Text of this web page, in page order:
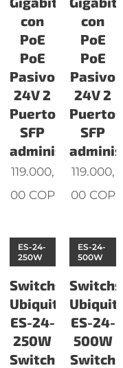
con
PoE
PoE
Pasivo
24V 2
Puertos
SFP
administrab
119.000,
00COP
con
PoE
PoE
Pasivo
24V 2
Puertos
SFP
119.000,
00COP
Switchs
Ubiquiti
ES-24-
250W
Switch
ES-24-
250W
Switchs
Ubiquiti
ES-24-
500W
Switch
ES-24-
500W